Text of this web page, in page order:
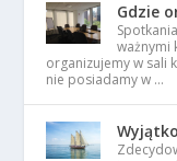
Gdzie
ważnymi
organizujemy w sali
nie posiadamy w …